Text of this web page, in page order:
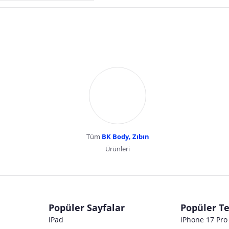
Tüm BK Body, Zıbın
Ürünleri
Popüler Sayfalar
iPad
Popüler
iPhone 17